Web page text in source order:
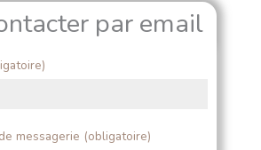
o
o
k
par email
messagerie (obligatoire)